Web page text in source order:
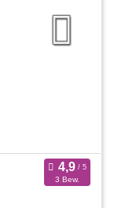
3 Bew.